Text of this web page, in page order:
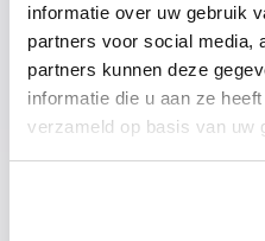
informatie over uw gebruik
partners voor social media,
partners kunnen deze
informatie die u aan ze
verzameld op basis van uw
=